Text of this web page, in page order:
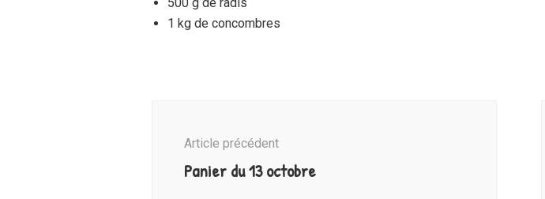
1 kg de concombres
Article précédent
Panier du 13 octobre